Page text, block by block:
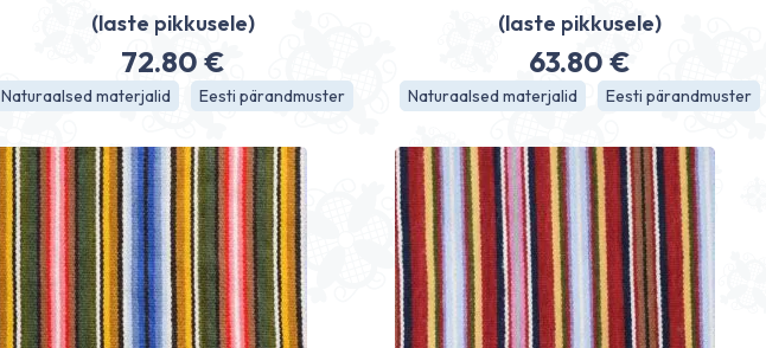
(laste pikkusele)
72.80 €
Naturaalsed materjalid Eesti pärandmuster
(laste pikkusele)
63.80€
Naturaalsed materjalid Eesti pärandmuster